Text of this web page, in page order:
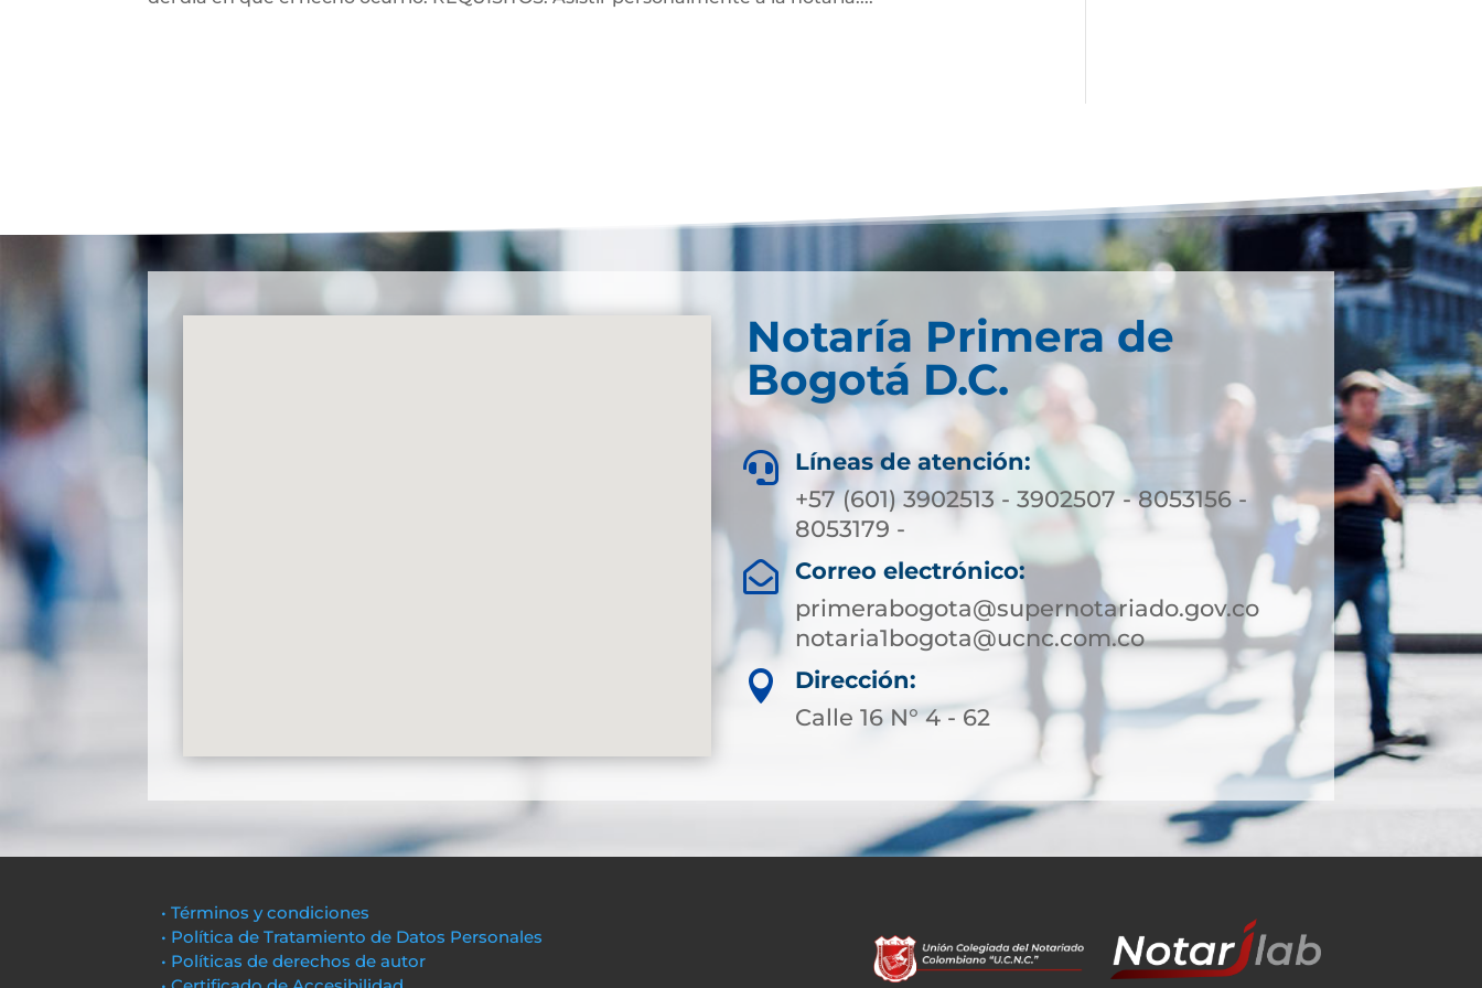
Notaría Primera de
Bogotá D.C.

Líneas de atención:
+57 (601) 3902513 - 3902507 - 8053156 -
8053179 -

Correo electrónico:
primerabogota@supernotariado.gov.co
notaria1bogota@ucnc.com.co

Dirección:
Calle 16 N° 4 - 62
• Términos y condiciones
• Política de Tratamiento de Datos Personales
• Políticas de derechos de autor